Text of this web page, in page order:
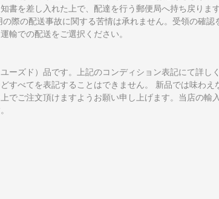
書を差し入れた上で、配達を行う郵便局へ持ち戻りま
際の配送事故に関する苦情は承れません。受領の確認
輸での配送をご選択ください。
ーズド）品です。上記のコンディション表記にて詳し
すべてを表記することはできません。 新品では味わえ
でご注文頂けますようお願い申し上げます。当店の輸